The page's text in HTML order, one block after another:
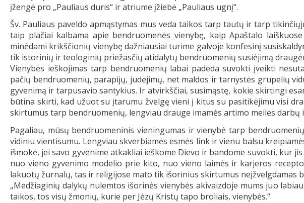
įžengė pro „Pauliaus duris“ ir atriume įžiebė „Pauliaus ugnį“.
Šv. Pauliaus paveldo apmąstymas mus veda taikos tarp tautų ir tarp
taip plačiai kalbama apie bendruomenės vienybę, kaip Apaštalo
minėdami krikščionių vienybę dažniausiai turime galvoje konfesinį
tik istorinių ir teologinių priežasčių atidalytų bendruomenių susiėjimą
Vienybės ieškojimas tarp bendruomenių labai padeda suvokti įveikti
pačių bendruomenių, parapijų, judėjimų, net maldos ir tarnystės grupelių
gyvenimą ir tarpusavio santykius. Ir atvirkščiai, susimąstę, kokie skirtingi
būtina skirti, kad užuot su įtarumu žvelgę vieni į kitus su pasitikėjimu visi
skirtumus tarp bendruomenių, lengviau drauge imamės artimo meilės darbų
Pagaliau, mūsų bendruomeninis vieningumas ir vienybė tarp
vidiniu vientisumu. Lengviau skverbiamės esmės link ir vienu balsu
išmokė, jei savo gyvenime atkakliai ieškome Dievo ir bandome suvokti, kur
nuo vieno gyvenimo modelio prie kito, nuo vieno laimės ir karjeros
lakuotų žurnalų, tas ir religijose mato tik išorinius skirtumus neįžvelgdamas
„Medžiaginių dalykų nulemtos išorinės vienybės akivaizdoje mums juo
taikos, tos visų žmonių, kurie per Jėzų Kristų tapo broliais, vienybės.“